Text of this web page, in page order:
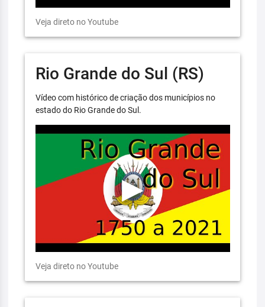
Veja direto no Youtube
Rio Grande do Sul (RS)
Vídeo com histórico de criação dos municípios no
estado do Rio Grande do Sul.
Veja direto no Youtube